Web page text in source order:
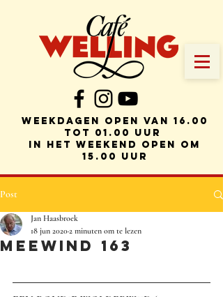
weekdagen Open van 16.00
tot 01.00 uur
in het weekend open om
15.00 uur
Post
MEEWIND 163
Jan Haasbroek
18 jun 20202 minuten om te lezen